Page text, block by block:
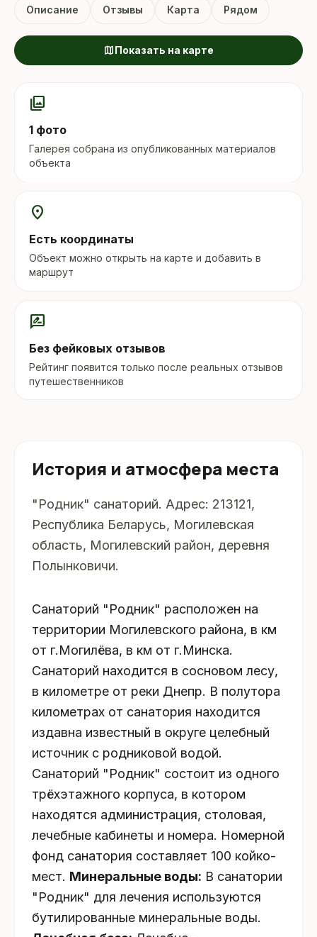
Описание Отзывы Карта Рядом
mapПоказать на карте
photo_library
1 фото
Галерея собрана из опубликованных материалов
объекта
location_on
Есть координаты
Объект можно открыть на карте и добавить в
маршрут
rate_review
Без фейковых отзывов
Рейтинг появится только после реальных отзывов
путешественников
История и атмосфера места
"Родник" санаторий. Адрес: 213121,
Республика Беларусь, Могилевская
область, Могилевский район, деревня
Полынковичи.
Санаторий "Родник" расположен на
территории Могилевского района, в км
от г.Могилёва, в км от г.Минска.
Санаторий находится в сосновом лесу,
в километре от реки Днепр. В полутора
километрах от санатория находится
издавна известный в округе целебный
источник с родниковой водой.
Санаторий "Родник" состоит из одного
трёхэтажного корпуса, в котором
находятся администрация, столовая,
лечебные кабинеты и номера. Номерной
фонд санатория составляет 100 койко-
мест. Минеральные воды: В санатории
"Родник" для лечения используются
бутилированные минеральные воды.